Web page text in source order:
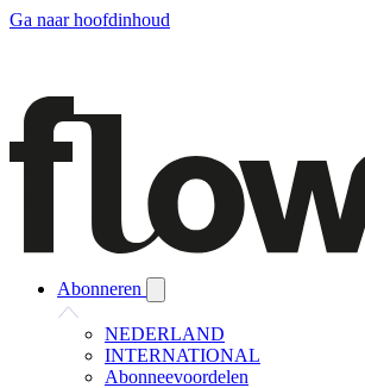
Ga naar hoofdinhoud
Abonneren
NEDERLAND
INTERNATIONAL
Abonneevoordelen